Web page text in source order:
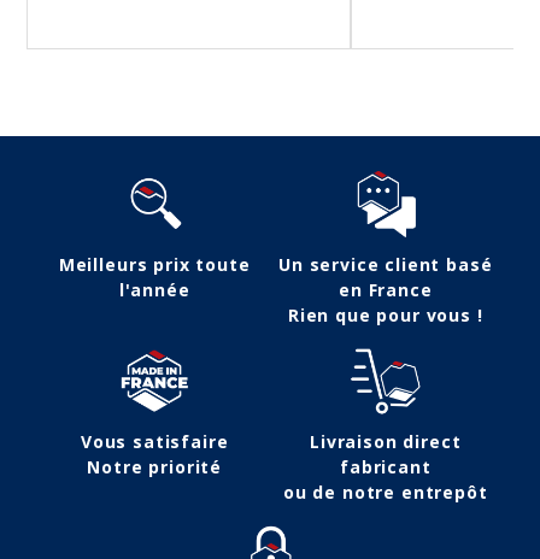
Meilleurs prix toute
l'année
Un service client basé
en France
Rien que pour vous !
Vous satisfaire
Notre priorité
Livraison direct
fabricant
ou de notre entrepôt